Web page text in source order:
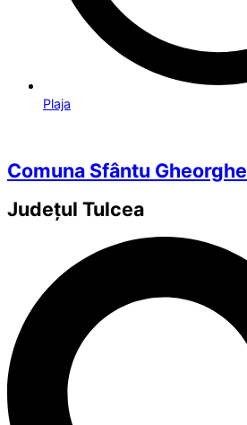
Plaja
Comuna Sfântu Gheorghe
Județul Tulcea